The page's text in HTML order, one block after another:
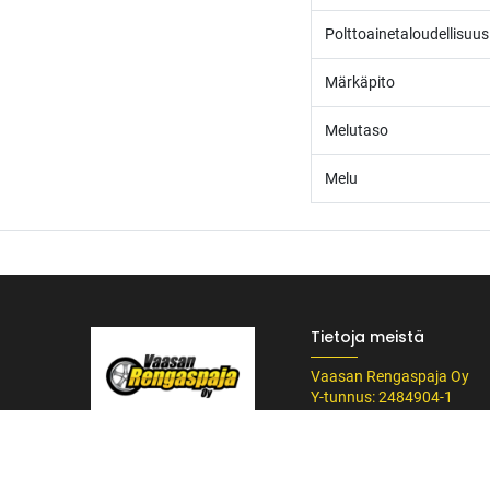
Polttoainetaloudellisuus
Märkäpito
Melutaso
Melu
Tietoja meistä
Vaasan Rengaspaja Oy
Y-tunnus: 2484904-1